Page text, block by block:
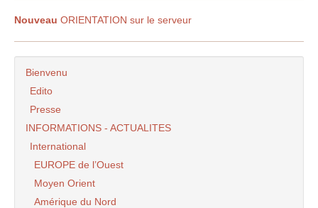
Nouveau ORIENTATION sur le serveur
Bienvenu
Edito
Presse
INFORMATIONS - ACTUALITES
International
EUROPE de l’Ouest
Moyen Orient
Amérique du Nord